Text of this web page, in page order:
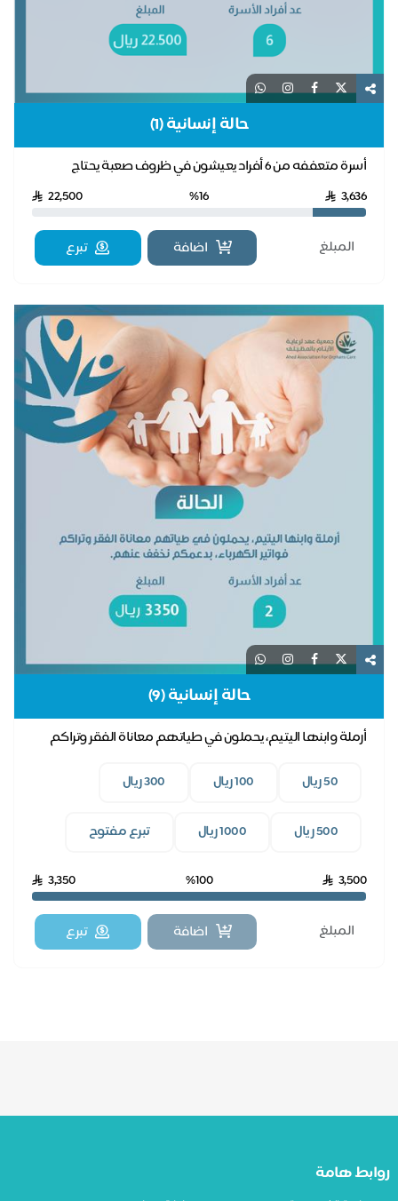
حالة إنسانية (1)
أسرة متعففه من 6 أفراد يعيشون في ظروف صعبة يحتاج
منزلهم لإعادة تأهيل في الكهرباء والسباكة
3,636
22,500
اضافة تبرع
حالة إنسانية (9)
أرملة وابنها اليتيم، يحملون في طياتهم معاناة الفقر وتراكم
1000 ريال تبرع مفتوح
3,500
%100
3,350
اضافة تبرع
هامة